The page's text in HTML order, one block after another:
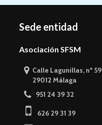
Sede entidad
Asociación SFSM
Calle Lagunillas, nº 59
29012 Málaga
951 24 39 32
626 29 31 39